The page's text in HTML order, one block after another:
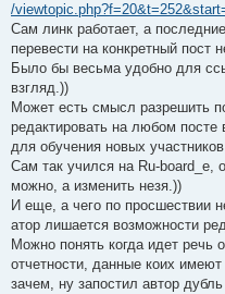
/
Сам линк работает, а
перевести на конкретный пост
Было бы весьма удобно для
взгляд.))
Может есть смысл разрешить
редактировать на любом
для обучения новых
Сам так учился на Ru-board_е,
можно, а изменить незя.))
И еще, а чего по просшествии
атор лишается возможности
Можно понять когда идет речь
отчетности, данные коих
зачем, ну запостил автор